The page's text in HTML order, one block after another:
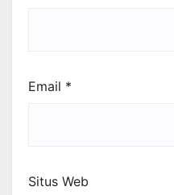
Email *
Situs Web